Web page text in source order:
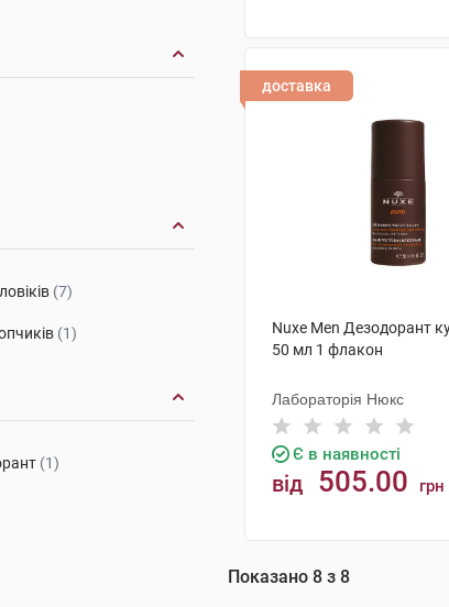
(7)
(1)
(1)
доставка
Nuxe Men Дезодорант
50 мл 1 флакон
Лабораторія Нюкс
Є в наявності
від 505.00 грн
Показано 8 з 8